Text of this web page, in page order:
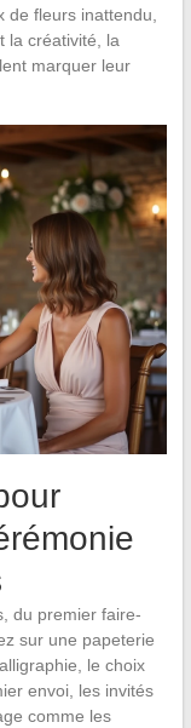
fleurs inattendu,
la créativité, la
marquer leur
du premier faire-
sur une papeterie
le choix
envoi, les invités
comme les